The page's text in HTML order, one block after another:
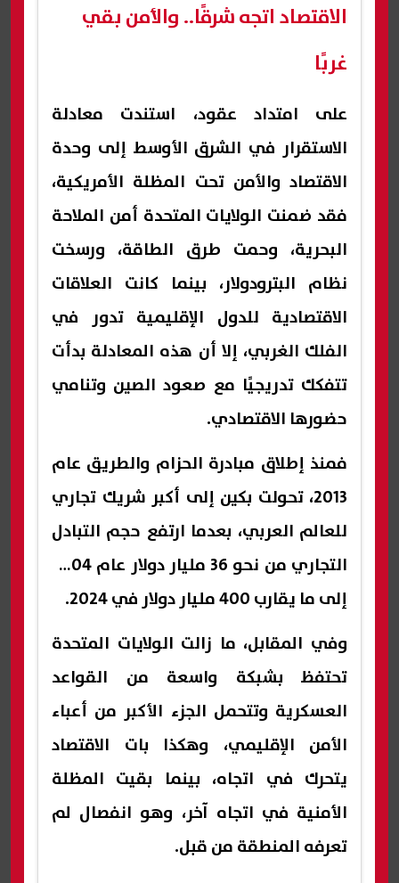
الاقتصاد اتجه شرقًا.. والأمن بقي
غربًا
على امتداد عقود، استندت معادلة
الاستقرار في الشرق الأوسط إلى وحدة
الاقتصاد والأمن تحت المظلة الأمريكية،
فقد ضمنت الولايات المتحدة أمن الملاحة
البحرية، وحمت طرق الطاقة، ورسخت
نظام البترودولار، بينما كانت العلاقات
الاقتصادية للدول الإقليمية تدور في
الفلك الغربي، إلا أن هذه المعادلة بدأت
تتفكك تدريجيًا مع صعود الصين وتنامي
حضورها الاقتصادي.
فمنذ إطلاق مبادرة الحزام والطريق عام
2013، تحولت بكين إلى أكبر شريك تجاري
للعالم العربي، بعدما ارتفع حجم التبادل
التجاري من نحو 36 مليار دولار عام 2004
إلى ما يقارب 400 مليار دولار في 2024.
وفي المقابل، ما زالت الولايات المتحدة
تحتفظ بشبكة واسعة من القواعد
العسكرية وتتحمل الجزء الأكبر من أعباء
الأمن الإقليمي، وهكذا بات الاقتصاد
يتحرك في اتجاه، بينما بقيت المظلة
الأمنية في اتجاه آخر، وهو انفصال لم
تعرفه المنطقة من قبل.